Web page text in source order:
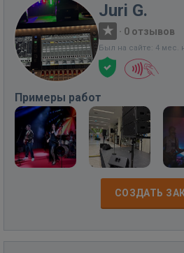
Juri G.
· 0 отзывов
Был на сайте: 4 мес.
Примеры работ
СОЗДАТЬ